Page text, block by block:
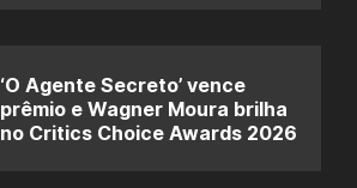
‘O Agente Secreto’ vence
prêmio e Wagner Moura brilha
no Critics Choice Awards 2026